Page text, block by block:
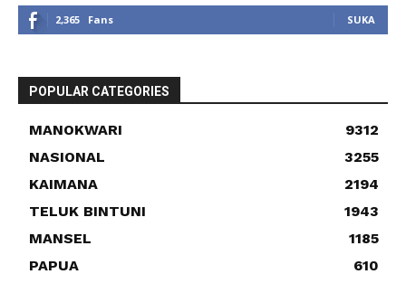
2,365 Fans SUKA
POPULAR CATEGORIES
MANOKWARI
9312
NASIONAL
3255
KAIMANA
2194
TELUK BINTUNI
1943
MANSEL
1185
PAPUA
610